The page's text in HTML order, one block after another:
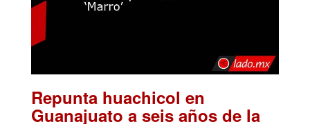
Repunta huachicol en
Guanajuato a seis años de la